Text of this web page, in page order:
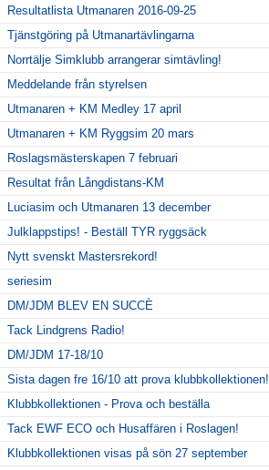
Resultatlista Utmanaren 2016-09-25
Tjänstgöring på Utmanartävlingarna
Norrtälje Simklubb arrangerar simtävling!
Meddelande från styrelsen
Utmanaren + KM Medley 17 april
Utmanaren + KM Ryggsim 20 mars
Roslagsmästerskapen 7 februari
Resultat från Långdistans-KM
Luciasim och Utmanaren 13 december
Julklappstips! - Beställ TYR ryggsäck
Nytt svenskt Mastersrekord!
seriesim
DM/JDM BLEV EN SUCCÈ
Tack Lindgrens Radio!
DM/JDM 17-18/10
Sista dagen fre 16/10 att prova klubbkollektionen!
Klubbkollektionen - Prova och beställa
Tack EWF ECO och Husaffären i Roslagen!
Klubbkollektionen visas på sön 27 september